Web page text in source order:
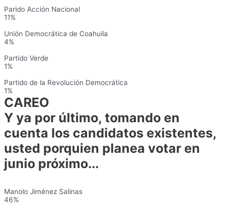
Parido Acción Nacional
11%
Unión Democrática de Coahuila
4%
Partido Verde
1%
Partido de la Revolución Democrática
1%
CAREO
Y ya por último, tomando en
cuenta los candidatos existentes,
usted porquien planea votar en
junio próximo...
Manolo Jiménez Salinas
46%